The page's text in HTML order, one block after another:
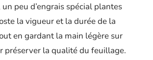
un peu d’engrais spécial plantes
la vigueur et la durée de la
en gardant la main légère sur
préserver la qualité du feuillage.